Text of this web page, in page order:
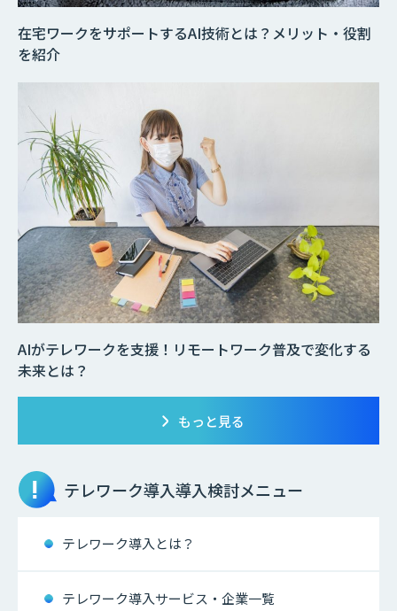
AIがテレワークを支援！リモートワーク普及で変化する
未来とは？
在宅ワークをサポートするAI技術とは？メリット・役割
を紹介
もっと見る
テレワーク導入導入検討メニュー
テレワーク導入とは？
テレワーク導入サービス・企業一覧